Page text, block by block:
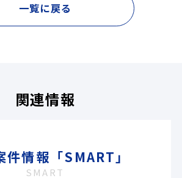
一覧に戻る
関連情報
件情報「SMART」
SMART